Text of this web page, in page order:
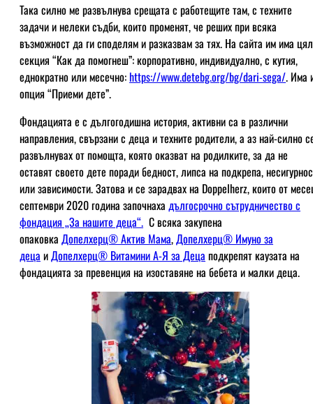
Така силно ме развълнува срещата с работещите там, с техните
задачи и нелеки съдби, които променят, че реших при всяка
възможност да ги споделям и разказвам за тях. На сайта им има
секция “Как да помогнеш”: корпоративно, индивидуално, с кутия,
еднократно или месечно:https://www.detebg.org/bg/dari-sega/. Има
опция “Приеми дете”.
Фондацията е с дългогодишна история, активни са в различни
направления, свързани с деца и техните родители, а аз най-силно
развълнувах от помощта, която оказват на родилките, за да не
оставят своето дете поради бедност, липса на подкрепа,
или зависимости. Затова и се зарадвах на Doppelherz, които от
септември 2020 година започнаха дългосрочно сътрудничество с
фондация „За нашите деца“. С всяка закупена
опаковка Допелхерц® Актив Мама,Допелхерц® Имуно за
деца иДопелхерц® Витамини А-Я за Деца подкрепят каузата на
фондацията за превенция на изоставяне на бебета и малки деца.